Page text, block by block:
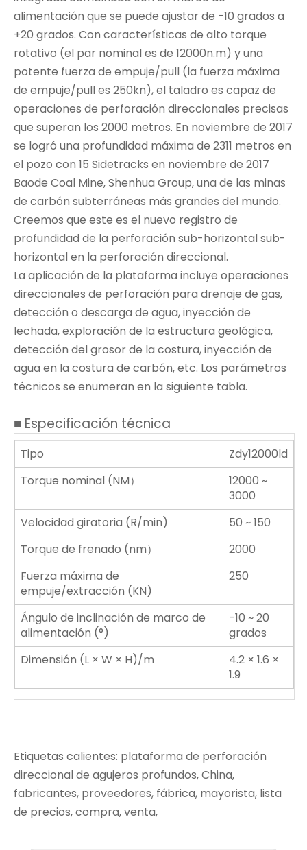
alimentación que se puede ajustar de -10 grados a
+20 grados. Con características de alto torque
rotativo (el par nominal es de 12000n.m) y una
potente fuerza de empuje/pull (la fuerza máxima
de empuje/pull es 250kn), el taladro es capaz de
operaciones de perforación direccionales precisas
que superan los 2000 metros. En noviembre de 2017
se logró una profundidad máxima de 2311 metros en
el pozo con 15 Sidetracks en noviembre de 2017
Baode Coal Mine, Shenhua Group, una de las minas
de carbón subterráneas más grandes del mundo.
Creemos que este es el nuevo registro de
profundidad de la perforación sub-horizontal sub-
horizontal en la perforación direccional.
La aplicación de la plataforma incluye operaciones
direccionales de perforación para drenaje de gas,
detección o descarga de agua, inyección de
lechada, exploración de la estructura geológica,
detección del grosor de la costura, inyección de
agua en la costura de carbón, etc. Los parámetros
técnicos se enumeran en la siguiente tabla.
■ Especificación técnica
Tipo
Zdy12000ld
Torque nominal (NM）
12000 ~
3000
Velocidad giratoria (R/min)
50 ~ 150
Torque de frenado (nm）
2000
Fuerza máxima de
empuje/extracción (KN)
250
Ángulo de inclinación de marco de
alimentación (°)
-10 ~ 20
grados
Dimensión (L × W × H)/m
4.2 × 1.6 ×
1.9
Etiquetas calientes: plataforma de perforación
direccional de agujeros profundos, China,
fabricantes, proveedores, fábrica, mayorista, lista
de precios, compra, venta,